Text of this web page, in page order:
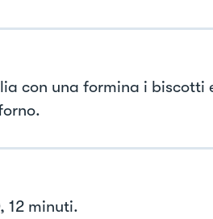
con una formina i biscotti
12 minuti.